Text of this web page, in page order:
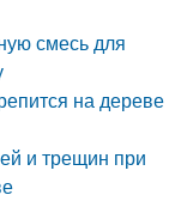
смесь для
на дереве
и трещин при